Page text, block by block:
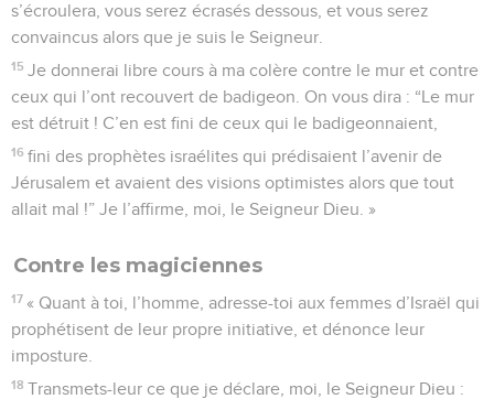
s’écroulera, vous serez écrasés dessous, et vous serez
convaincus alors que je suis le Seigneur.
15 Je donnerai libre cours à ma colère contre le mur et contre
ceux qui l’ont recouvert de badigeon. On vous dira : “Le mur
est détruit ! C’en est fini de ceux qui le badigeonnaient,
16 fini des prophètes israélites qui prédisaient l’avenir de
Jérusalem et avaient des visions optimistes alors que tout
allait mal !” Je l’affirme, moi, le Seigneur Dieu. »
Contre les magiciennes
17 « Quant à toi, l’homme, adresse-toi aux femmes d’Israël qui
prophétisent de leur propre initiative, et dénonce leur
imposture.
18 Transmets-leur ce que je déclare, moi, le Seigneur Dieu :